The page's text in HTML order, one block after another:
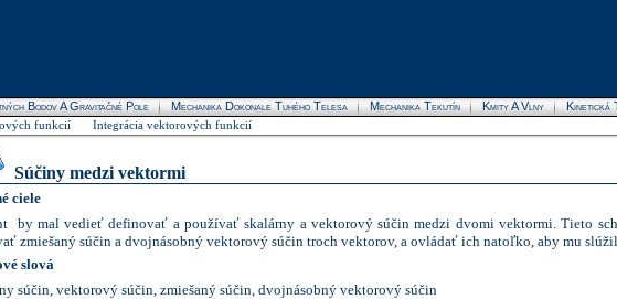
Bodov A Gravitačné Pole Mechanika Dokonale Tuhého Telesa Mechanika Tekutín Kmity A Vlny Kinetická
funkcií Integrácia vektorových funkcií
Súčiny medzi vektormi
ciele
by mal vedieť definovať a používať skalárny a vektorový súčin medzi dvomi vektormi. Tieto
zmiešaný súčin a dvojnásobný vektorový súčin troch vektorov, a ovládať ich natoľko, aby mu
slová
súčin, vektorový súčin, zmiešaný súčin, dvojnásobný vektorový súčin